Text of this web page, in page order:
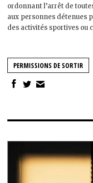
ordonnant l’arrêt de
aux personnes détenues
des activités sportives ou
PERMISSIONS DE SORTIR